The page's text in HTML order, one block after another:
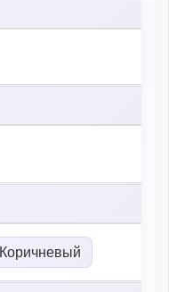
Коричневый